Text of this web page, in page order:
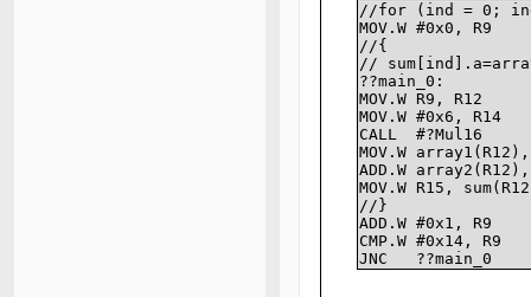
//for (ind = 0;
MOV.W #0x0, R9
//{
//
??main_0:
MOV.W R9, R12
MOV.W #0x6, R14
CALL #?Mul16
MOV.W
ADD.W
MOV.W R15,
//}
ADD.W #0x1, R9
CMP.W #0x14, R9
JNC ??main_0